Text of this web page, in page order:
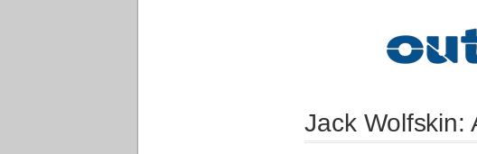
Jack Wolfskin: